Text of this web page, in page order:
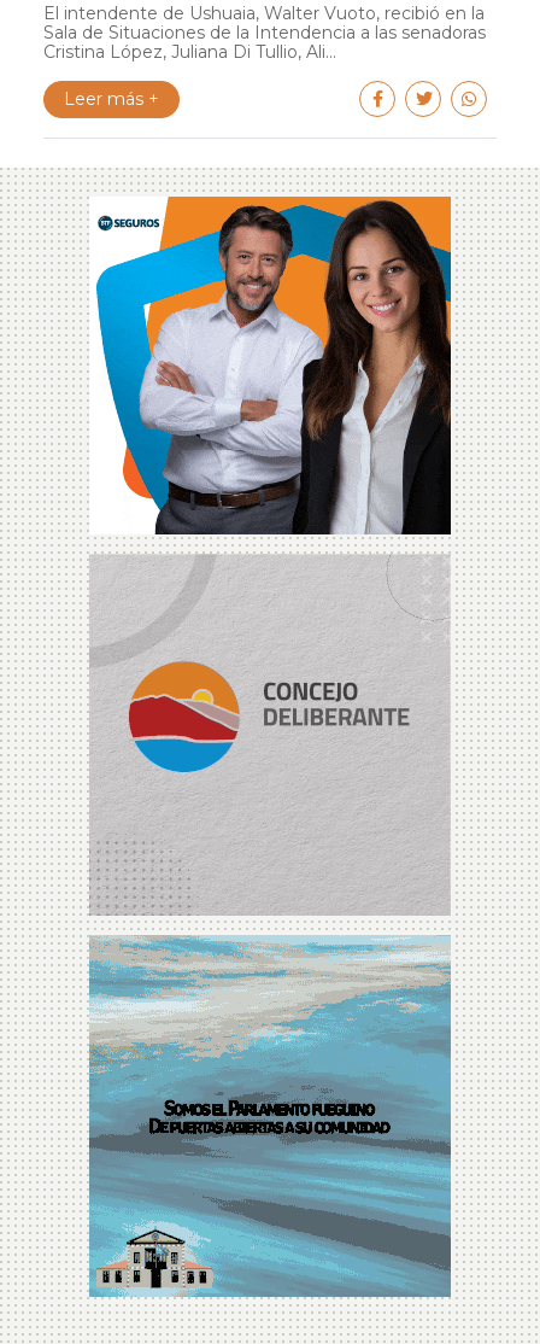
El intendente de Ushuaia, Walter Vuoto, recibió en la
Sala de Situaciones de la Intendencia a las senadoras
Cristina López, Juliana Di Tullio, Ali...
Leer más +